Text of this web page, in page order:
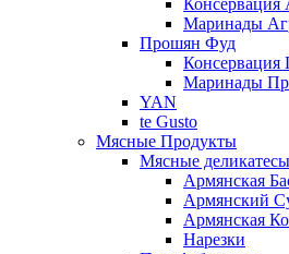
Консервация
Маринады
Прошян Фуд
Маринады
YAN
te Gusto
Мясные Продукты
Мясные деликатесы
Армянская
Армянский
Армянская
Нарезки